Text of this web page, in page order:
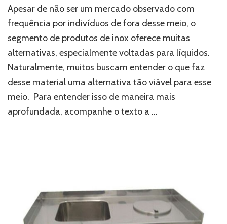
e
por
que
tantos
produtos
de
voltados
para
Apesar de não ser um mercado observado com
frequência por indivíduos de fora desse meio, o
segmento de produtos de inox oferece muitas
alternativas, especialmente voltadas para líquidos.
Naturalmente, muitos buscam entender o que faz
desse material uma alternativa tão viável para esse
meio. Para entender isso de maneira mais
aprofundada, acompanhe o texto a …